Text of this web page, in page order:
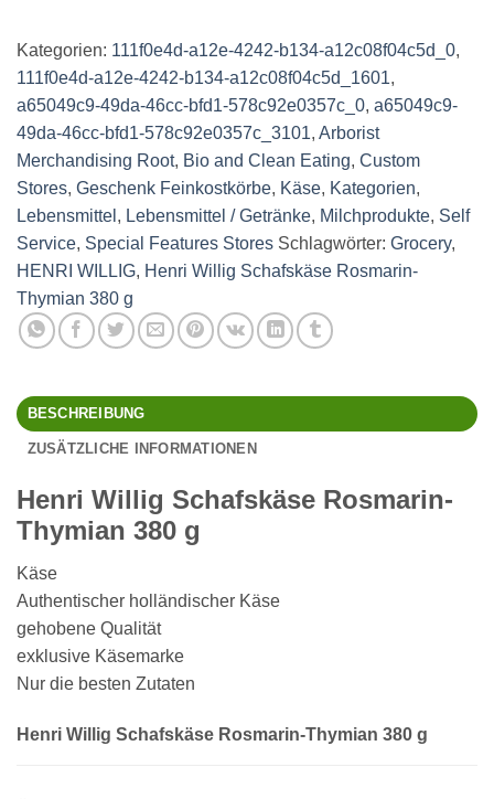
Rosmarin-
Thymian
Menge
Kategorien: 111f0e4d-a12e-4242-b134-a12c08f04c5d_0,
111f0e4d-a12e-4242-b134-a12c08f04c5d_1601,
a65049c9-49da-46cc-bfd1-578c92e0357c_0, a65049c9-
49da-46cc-bfd1-578c92e0357c_3101, Arborist
Merchandising Root, Bio and Clean Eating, Custom
Stores, Geschenk Feinkostkörbe, Käse, Kategorien,
Lebensmittel , Lebensmittel / Getränke, Milchprodukte, Self
Service, Special Features Stores Schlagwörter: Grocery,
HENRI WILLIG, Henri Willig Schafskäse Rosmarin-
Thymian 380 g
BESCHREIBUNG
ZUSÄTZLICHE INFORMATIONEN
Henri Willig Schafskäse Rosmarin-
Thymian 380 g
Käse
Authentischer holländischer Käse
gehobene Qualität
exklusive Käsemarke
Nur die besten Zutaten
Henri Willig Schafskäse Rosmarin-Thymian 380 g